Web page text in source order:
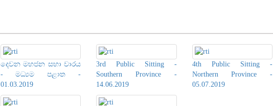
දෙවන මහජන සභා වාරය
- මධ්‍යම පළාත -
01.03.2019
3rd Public Sitting -
Southern Province -
14.06.2019
4th Public Sitting -
Northern Province -
05.07.2019